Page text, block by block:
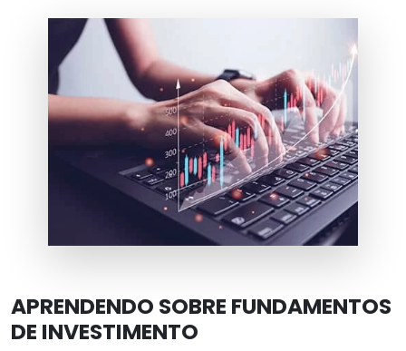
APRENDENDO SOBRE FUNDAMENTOS
DE INVESTIMENTO